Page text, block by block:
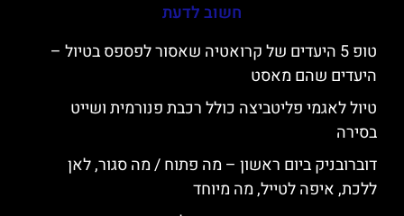
חשוב לדעת
טופ 5 היעדים של קרואטיה שאסור לפספס בטיול –
היעדים שהם מאסט
טיול לאגמי פליטביצה כולל רכבת פנורמית ושייט
בסירה
דוברובניק ביום ראשון – מה פתוח / מה סגור, לאן
ללכת, איפה לטייל, מה מיוחד